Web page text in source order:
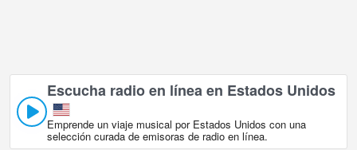
Escucha radio en línea en Estados Unidos
Emprende un viaje musical por Estados Unidos con una
selección curada de emisoras de radio en línea.